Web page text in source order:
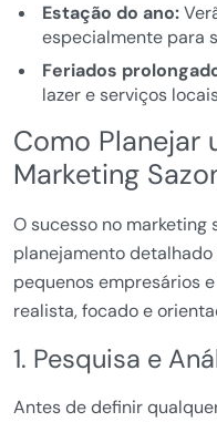
Estação do ano:
especialmente para
Feriados
lazer e serviços
Como Planejar
Marketing
O sucesso no marketing
planejamento
pequenos empresários
realista, focado e
1. Pesquisa e
Antes de definir